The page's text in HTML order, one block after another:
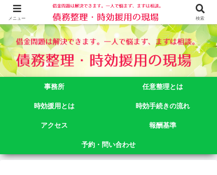
借金問題でお悩みなら司法書士法人御苑総合事務所にご相談下さい。 東京都
新宿区新宿二丁目５番１号アルテビル新宿４階 TEL:03-3356-3750
事務所 任意整理とは
時効援用とは 時効手続きの流れ
アクセス 報酬基準
予約・問い合わせ
メニュー 検索